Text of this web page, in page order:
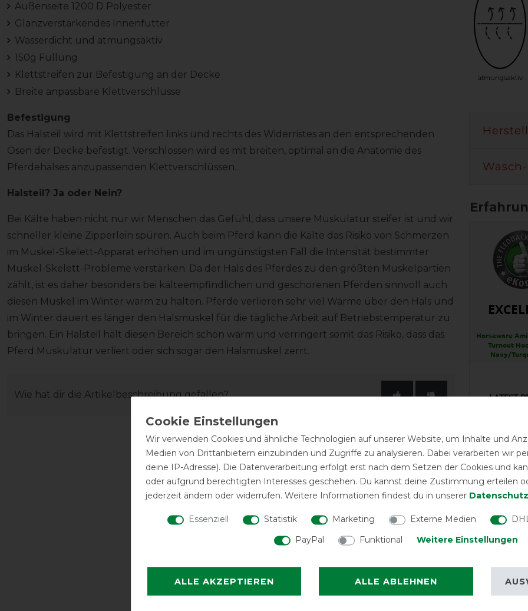
Außenseite 1200 D Polyester
Glanzverstärkendes Innenfutter
Wasserdicht und atmungsaktiv
150g Füllung
Klettstreifen zur Befestigung an der Decke
Breite anpassbare Klettverschlüsse
Befestigung
Das Halsteil wird mit Klettstreifen links und rechts des Widerristes an den entsprechenden
Ösen der Decke befestigt. Verschlossen wird es mit breiten, optimal an die Anatomie des
Pferdehalses anzupassenden Klettverschlüssen.
Halsteil? Ja oder Nein?
Bei Kälte haben nicht nur wir Menschen das Gefühl, dass unsere Muskulatur steifer ist und wir
schneller kleine Zipperlein spüren. Auch beim Pferd kann die Kälte das Risiko von Schmerzen
im Muskel-Skelett-Apparat erhöhen und im ungünstigsten Fall die Intensität bestimmter
Muskel-Skelett-Probleme verstärken. Da der Hals des Pferdes zu den größten Muskelpartien
zählt, ist es daher besonders bei kälteempfindlichen und geschorenen Pferden sinnvoll auch
diesen Muskel im Winter warm zu halten. Pferde verlieren sehr viel Wärme über den Hals und
im Winter dauert es länger den Halsmuskel für die tägliche Arbeit auf Betriebstemperatur zu
bringen. Ein Halsteil hält diesen Bereich schön warm und verringert somit das Risiko, dass das
Pferd Muskulatur verliert oder sich sogar den Halsmuskel zerrt.
Wie hat dir die Artikelbeschreibung gefallen?
atmungsaktiv
Horseware
Turnout
Navy/
LATEST
Passt
Gute
Wir verwenden Cookies und ähnliche Technologien auf unserer Website, um Inhalte und
Medien von Drittanbietern einzubinden und Zugriffe zu analysieren. Dabei verarbeiten wir
deine IP-Adresse). Die Datenverarbeitung erfolgt erst nach dem Setzen der Cookies und
oder aufgrund berechtigten Interesses geschehen. Du kannst deine Zustimmung erteilen
jederzeit ändern oder widerrufen. Weitere Informationen findest du in unserer
Essenziell Statistik Marketing Externe Medien
PayPal
Funktional Weitere Einstellungen
ALLE AKZEPTIEREN ALLE ABLEHNEN